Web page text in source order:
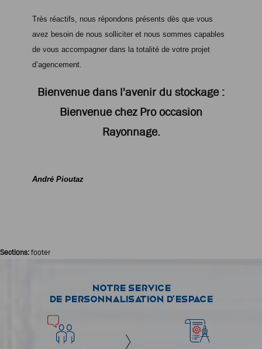
Très réactifs, nous répondons présents dès que vous
avez besoin de nous solliciter et nous sommes capables
de vous accompagner dans la totalité de votre projet
d’agencement.
Bienvenue dans l'avenir du stockage :
Bienvenue chez Pro occasion
Rayonnage.
André Pioutaz
Sections: footer
Notre service
de personnalisation d’espace